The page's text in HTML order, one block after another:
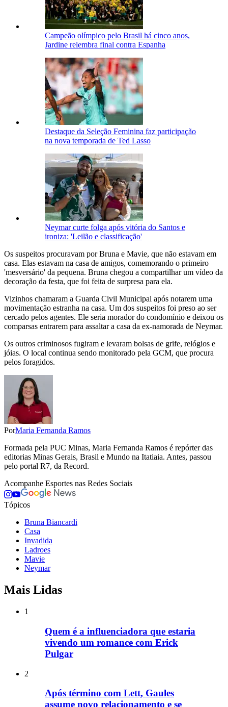
Campeão olímpico pelo Brasil há cinco anos,
Jardine relembra final contra Espanha
Destaque da Seleção Feminina faz participação
na nova temporada de Ted Lasso
Neymar curte folga após vitória do Santos e
ironiza: 'Leilão e classificação'
Os suspeitos procuravam por Bruna e Mavie, que não estavam em
casa. Elas estavam na casa de amigos, comemorando o primeiro
'mesversário' da pequena. Bruna chegou a compartilhar um vídeo da
decoração da festa, que foi feita de surpresa para ela.
Vizinhos chamaram a Guarda Civil Municipal após notarem uma
movimentação estranha na casa. Um dos suspeitos foi preso ao ser
cercado pelos agentes. Ele seria morador do condomínio e deixou os
comparsas entrarem para assaltar a casa da ex-namorada de Neymar.
Os outros criminosos fugiram e levaram bolsas de grife, relógios e
jóias. O local continua sendo monitorado pela GCM, que procura
pelos foragidos.
PorMaria Fernanda Ramos
Formada pela PUC Minas, Maria Fernanda Ramos é repórter das
editorias Minas Gerais, Brasil e Mundo na Itatiaia. Antes, passou
pelo portal R7, da Record.
Acompanhe Esportes nas Redes Sociais
Tópicos
Bruna Biancardi
Casa
Invadida
Ladroes
Mavie
Neymar
Mais Lidas
1
Quem é a influenciadora que estaria
vivendo um romance com Erick
Pulgar
2
Após término com Lett, Gaules
assume novo relacionamento e se